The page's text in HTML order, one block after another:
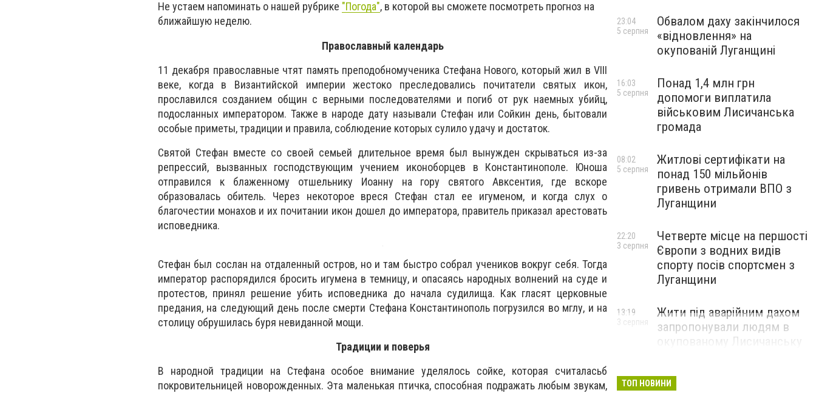
Не устаем напоминать о нашей рубрике "Погода", в которой вы сможете посмотреть прогноз на
ближайшую неделю.
Православный календарь
11 декабря православные чтят память преподобномученика Стефана Нового, который жил в VIII
веке, когда в Византийской империи жестоко преследовались почитатели святых икон,
прославился созданием общин с верными последователями и погиб от рук наемных убийц,
подосланных императором. Также в народе дату называли Стефан или Сойкин день, бытовали
особые приметы, традиции и правила, соблюдение которых сулило удачу и достаток.
Святой Стефан вместе со своей семьей длительное время был вынужден скрываться из-за
репрессий, вызванных господствующим учением иконоборцев в Константинополе. Юноша
отправился к блаженному отшельнику Иоанну на гору святого Авксентия, где вскоре
образовалась обитель. Через некоторое вреся Стефан стал ее игуменом, и когда слух о
благочестии монахов и их почитании икон дошел до императора, правитель приказал арестовать
исповедника.
Стефан был сослан на отдаленный остров, но и там быстро собрал учеников вокруг себя. Тогда
император распорядился бросить игумена в темницу, и опасаясь народных волнений на суде и
протестов, принял решение убить исповедника до начала судилища. Как гласят церковные
предания, на следующий день после смерти Стефана Константинополь погрузился во мглу, и на
столицу обрушилась буря невиданной мощи.
Традиции и поверья
В народной традиции на Стефана особое внимание уделялось сойке, которая считаласьб
покровительницей новорожденных. Эта маленькая птичка, способная подражать любым звукам,
Обвалом даху закінчилося
«відновлення» на
окупованій Луганщині
23:04
5 серпня
Понад 1,4 млн грн
допомоги виплатила
військовим Лисичанська
громада
16:03
5 серпня
Житлові сертифікати на
понад 150 мільйонів
гривень отримали ВПО з
Луганщини
08:02
5 серпня
Четверте місце на першості
Європи з водних видів
спорту посів спортсмен з
Луганщини
22:20
3 серпня
Жити під аварійним дахом
запропонували людям в
окупованому Лисичанську
13:19
3 серпня
ТОП НОВИНИ